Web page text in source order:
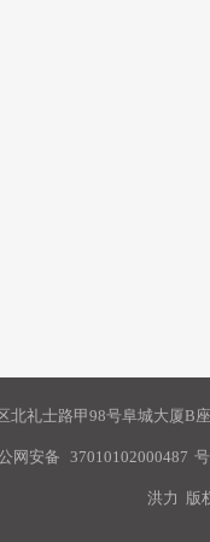
北礼士路甲98号阜城大厦B
网安备 37010102000487 号
洪力 版